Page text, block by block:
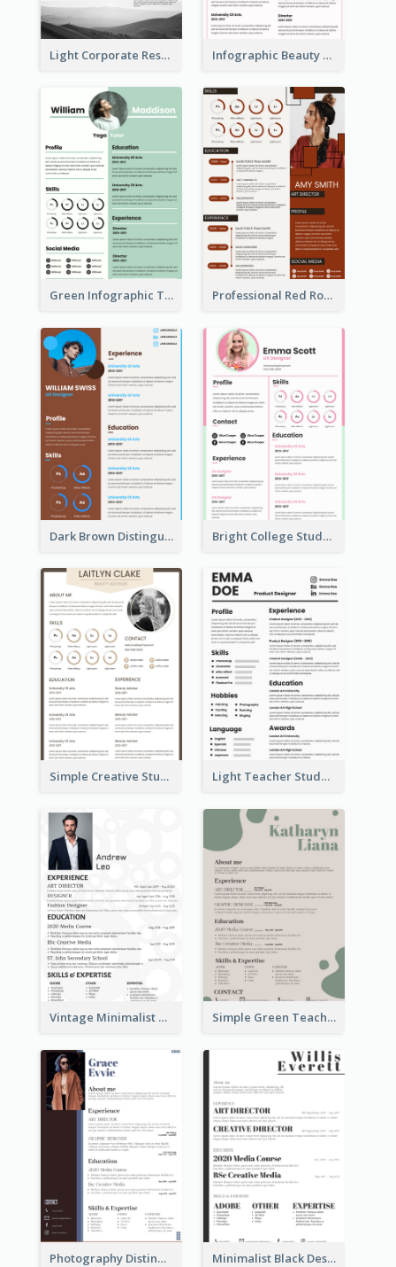
Light Corporate Resume Infographic Beauty Consultant Resume
Green Infographic Teacher Resume Professional Red Rouge Resume
Dark Brown Distinguished Modern Resume Bright College Student Designer Resume
Simple Creative Student Resume Light Teacher Student Resume
Vintage Minimalist Photography Resume Simple Green Teacher Resume
Photography Distinguished Resume Minimalist Black Designer Resume